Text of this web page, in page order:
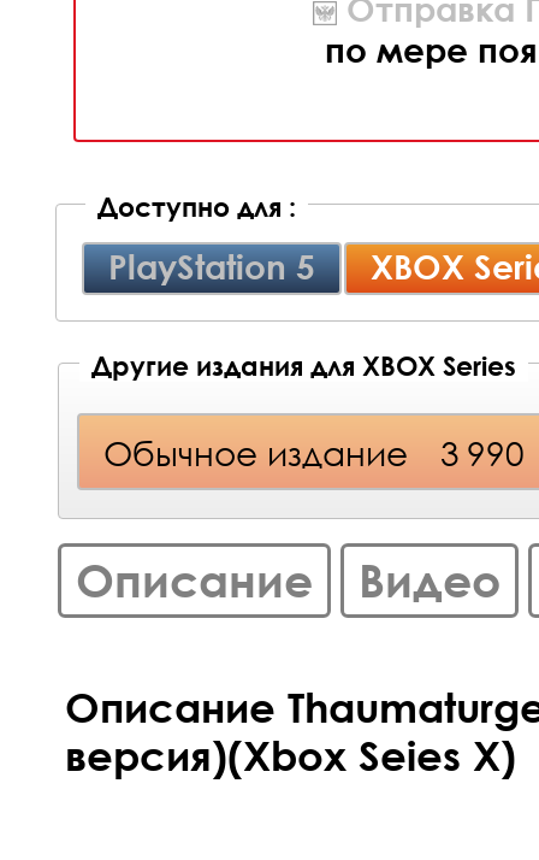
Отправка
по мере
Доступно для :
PlayStation 5 XBOX
Другие издания для XBOX Series
Обычное издание 3 990
Описание Видео
Описание
версия)(Xbox Seies X)